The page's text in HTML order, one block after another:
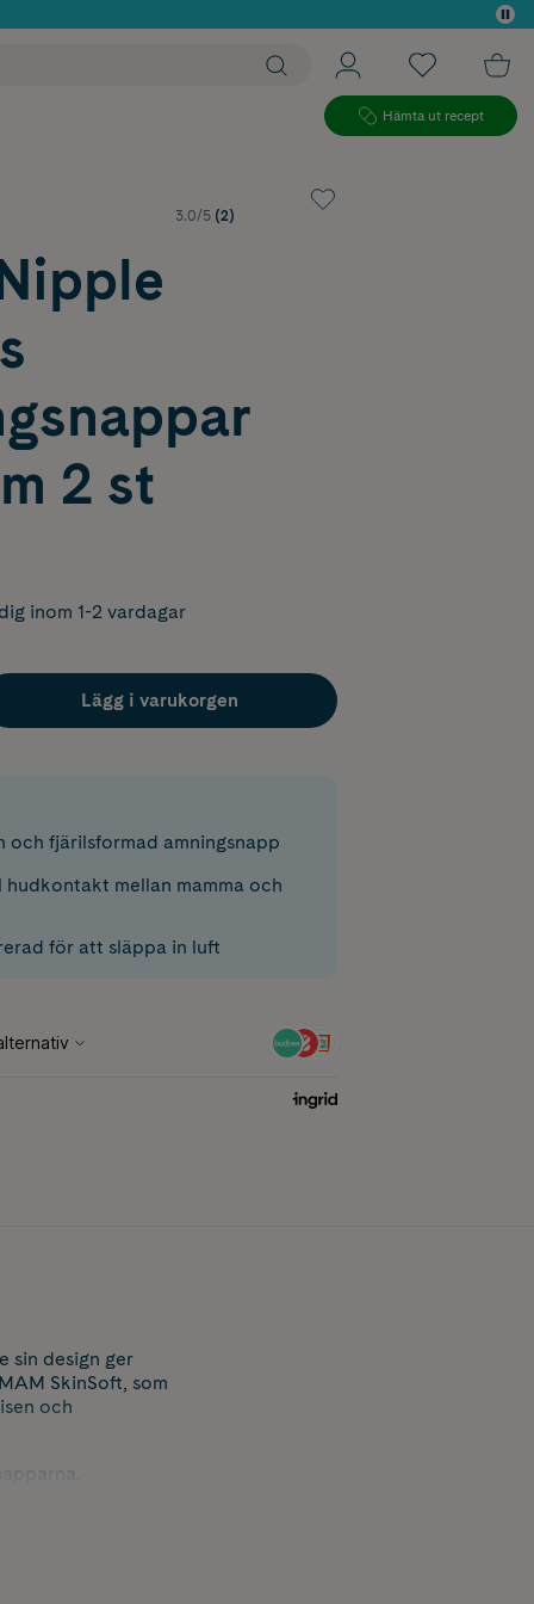
Hämta ut recept
3.0/5 (2)
2 st
inom 1-2 vardagar
Lägg i varukorgen
och fjärilsformad amningsnapp
hudkontakt mellan mamma och
för att släppa in luft
sin design ger
SkinSoft, som
och